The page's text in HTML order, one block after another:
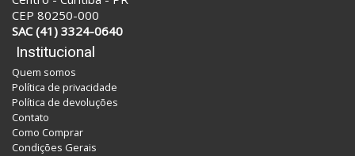
CEP 80250-000
SAC (41) 3324-0640
Institucional
Quem somos
Política de privacidade
Política de devoluções
Contato
Como Comprar
Condições Gerais